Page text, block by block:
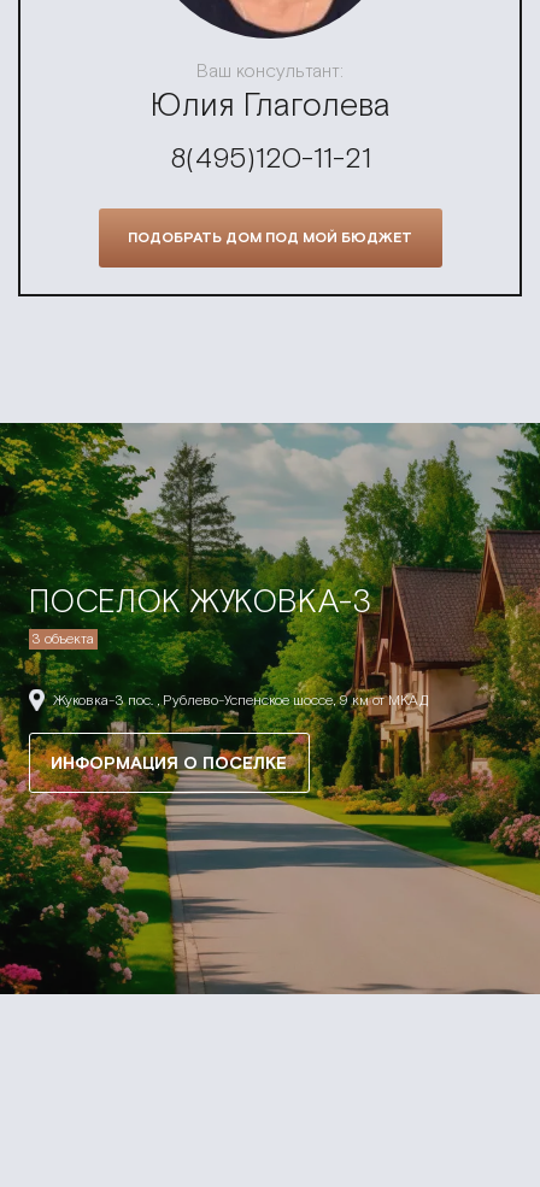
Ваш консультант:
Юлия Глаголева
8(495)120-11-21
ПОДОБРАТЬ ДОМ ПОД МОЙ БЮДЖЕТ
ПОСЕЛОК ЖУКОВКА-3
3 объекта
Жуковка-3 пос. , Рублево-Успенское шоссе, 9 км от МКАД
ИНФОРМАЦИЯ О ПОСЕЛКЕ